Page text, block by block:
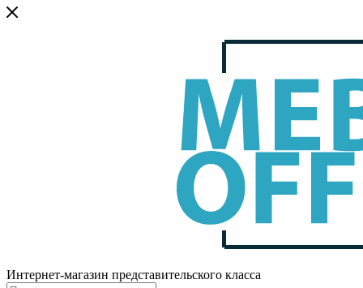
Интернет-магазин представительского класса